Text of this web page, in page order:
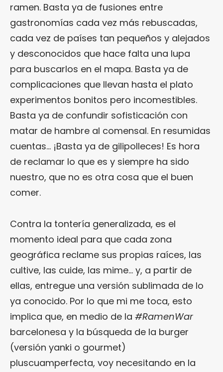
ramen. Basta ya de fusiones entre
gastronomías cada vez más rebuscadas,
cada vez de países tan pequeños y alejados
y desconocidos que hace falta una lupa
para buscarlos en el mapa. Basta ya de
complicaciones que llevan hasta el plato
experimentos bonitos pero incomestibles.
Basta ya de confundir sofisticación con
matar de hambre al comensal. En resumidas
cuentas… ¡Basta ya de gilipolleces! Es hora
de reclamar lo que es y siempre ha sido
nuestro, que no es otra cosa que el buen
comer.
Contra la tontería generalizada, es el
momento ideal para que cada zona
geográfica reclame sus propias raíces, las
cultive, las cuide, las mime… y, a partir de
ellas, entregue una versión sublimada de lo
ya conocido. Por lo que mi me toca, esto
implica que, en medio de la #RamenWar
barcelonesa y la búsqueda de la burger
(versión yanki o gourmet)
pluscuamperfecta, voy necesitando en la